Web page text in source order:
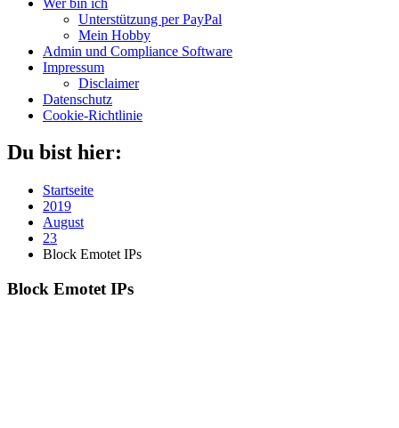
Unterstützung per PayPal
Mein Hobby
Admin und Compliance Software
Impressum
Disclaimer
Datenschutz
Cookie-Richtlinie
Du bist hier:
Startseite
2019
August
23
Block Emotet IPs
Block Emotet IPs